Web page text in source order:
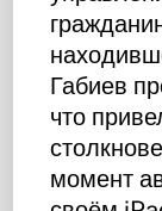
Габиев
что
момент